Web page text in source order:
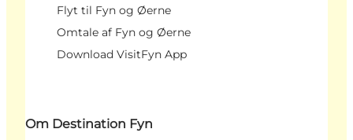
Flyt til Fyn og Øerne
Omtale af Fyn og Øerne
Download VisitFyn App
Om Destination Fyn